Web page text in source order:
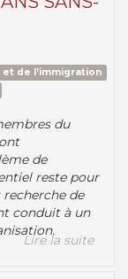
de l’immigration
du
de
reste pour
de
conduit à un
Lire la suite